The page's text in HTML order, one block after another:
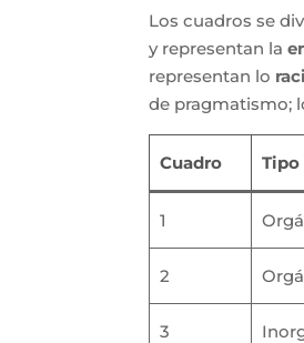
Los cuadros se
y representan la
representan lo
de pragmatismo;
Cuadro Tipo
1
2
3